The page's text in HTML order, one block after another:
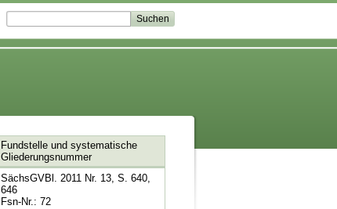
Fundstelle und systematische
Gliederungsnummer
SächsGVBl. 2011 Nr. 13, S. 640,
646
Fsn-Nr.: 72